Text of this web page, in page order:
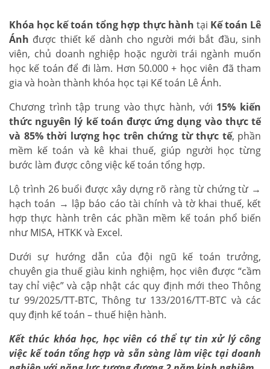
Khóa học kế toán tổng hợp thực hành tại Kế toán Lê
Ánh được thiết kế dành cho người mới bắt đầu, sinh
viên, chủ doanh nghiệp hoặc người trái ngành muốn
học kế toán để đi làm. Hơn 50.000 + học viên đã tham
gia và hoàn thành khóa học tại Kế toán Lê Ánh.
Chương trình tập trung vào thực hành, với 15% kiến
thức nguyên lý kế toán được ứng dụng vào thực tế
và 85% thời lượng học trên chứng từ thực tế, phần
mềm kế toán và kê khai thuế, giúp người học từng
bước làm được công việc kế toán tổng hợp.
Lộ trình 26 buổi được xây dựng rõ ràng từ chứng từ →
hạch toán → lập báo cáo tài chính và tờ khai thuế, kết
hợp thực hành trên các phần mềm kế toán phổ biến
như MISA, HTKK và Excel.
Dưới sự hướng dẫn của đội ngũ kế toán trưởng,
chuyên gia thuế giàu kinh nghiệm, học viên được “cầm
tay chỉ việc” và cập nhật các quy định mới theo Thông
tư 99/2025/TT-BTC, Thông tư 133/2016/TT-BTC và các
quy định kế toán – thuế hiện hành.
Kết thúc khóa học, học viên có thể tự tin xử lý công
việc kế toán tổng hợp và sẵn sàng làm việc tại doanh